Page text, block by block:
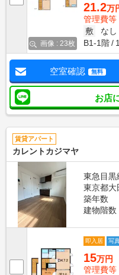
画像 : 23枚
21.2万
管理費等
敷
なし
B1-1階
空室確認 無料
お店
賃貸アパート
カレントカジマヤ
東急目黒
東京都大
築年数
建物階数
即入居 写
15万円
管理費等